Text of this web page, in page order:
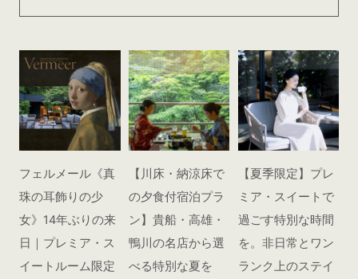
フェルメール《真
珠の耳飾りの少
女》14年ぶりの来
日｜プレミア・ス
イートルーム限定
【川床・納涼床で
の夕食付宿泊プラ
ン】貴船・高雄・
鴨川の名店から選
べる特別な夏を
【夏季限定】プレ
ミア・スイートで
過ごす特別な時間
を。非日常とワン
ランク上のステイ